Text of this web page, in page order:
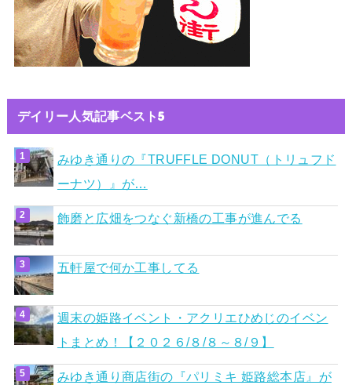
デイリー人気記事ベスト5
みゆき通りの『TRUFFLE DONUT（トリュフド
ーナツ）』が…
飾磨と広畑をつなぐ新橋の工事が進んでる
五軒屋で何か工事してる
週末の姫路イベント・アクリエひめじのイベン
トまとめ！【２０２６/８/８～８/９】
みゆき通り商店街の『パリミキ 姫路総本店』が